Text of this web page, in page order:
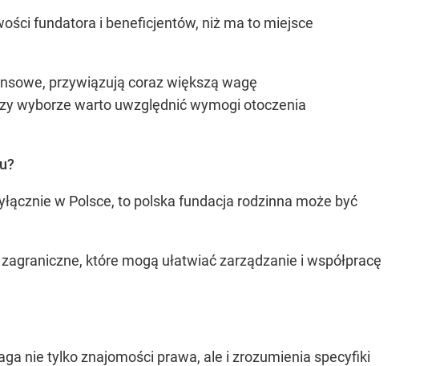
fundatora i beneficjentów, niż ma to miejsce
przywiązują coraz większą wagę
wyborze warto uwzględnić wymogi otoczenia
w Polsce, to polska fundacja rodzinna może być
które mogą ułatwiać zarządzanie i współpracę
nie tylko znajomości prawa, ale i zrozumienia specyfiki